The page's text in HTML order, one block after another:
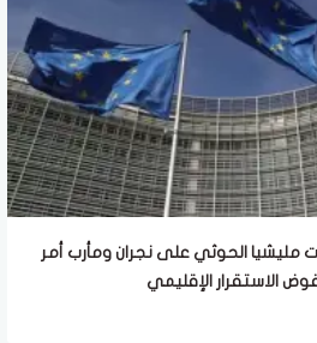
مليشيا الحوثي على نجران ومأرب أمر
الاستقرار الإقليمي